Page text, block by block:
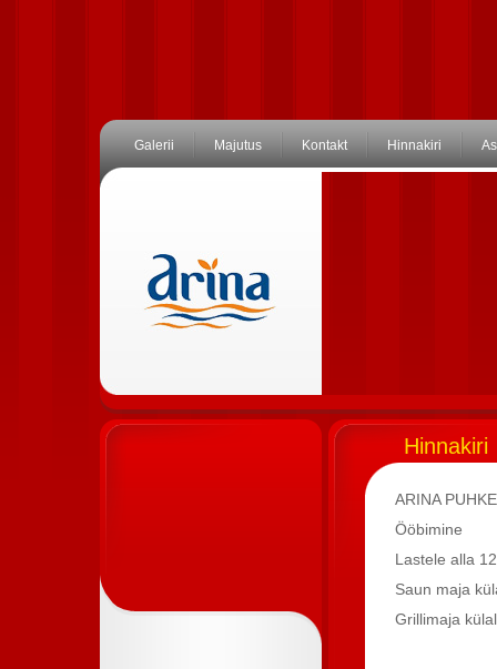
Galerii Majutus Kontakt Hinnakiri
Hinnakiri
ARINA
Saun
Grillimaja